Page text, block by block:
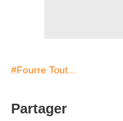
#Fourre Tout...
Partager